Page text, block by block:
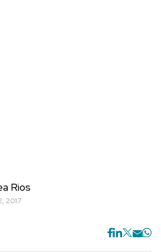
Rios
2017